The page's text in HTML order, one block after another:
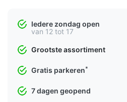
Iedere zondag open
van 12 tot 17
Grootste assortiment
Gratis parkeren*
7 dagen geopend